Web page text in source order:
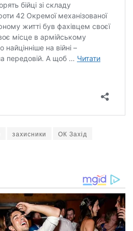
захисники
ОК Захід